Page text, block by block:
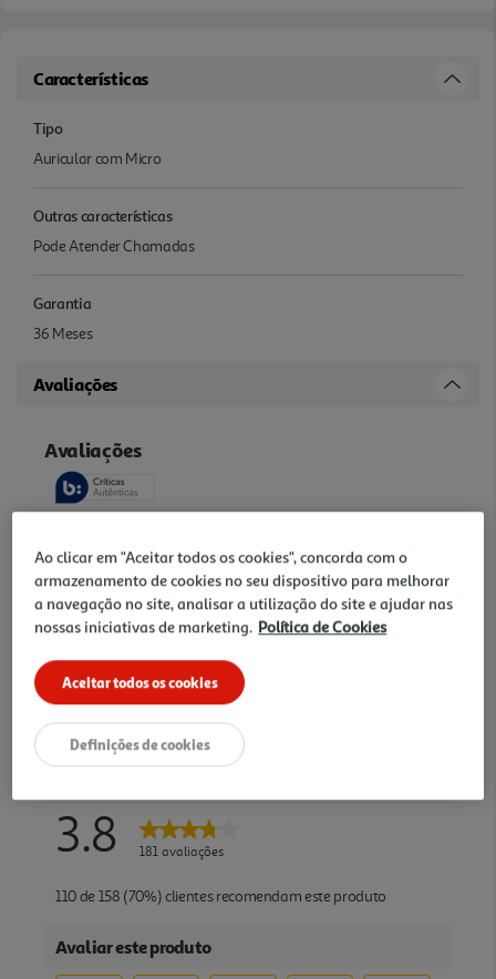
Características
Tipo
Auricular com Micro
Outras características
Pode Atender Chamadas
Garantia
36 Meses
Avaliações
Ao clicar em "Aceitar todos os cookies", concorda com o
armazenamento de cookies no seu dispositivo para melhorar
a navegação no site, analisar a utilização do site e ajudar nas
nossas iniciativas de marketing. Política de Cookies
Aceitar todos os cookies
Definições de cookies